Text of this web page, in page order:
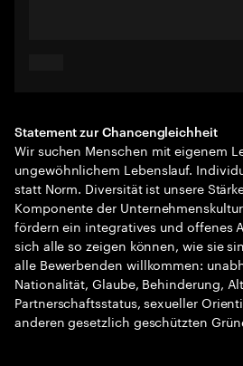
Statement zur Chancengleichheit
Wir suchen Menschen mit eigenem
ungewöhnlichem Lebenslauf.
statt Norm. Diversität ist unsere
Komponente der
fördern ein integratives und offenes
sich alle so zeigen können, wie sie
alle Bewerbenden willkommen:
Nationalität, Glaube, Behinderung,
Partnerschaftsstatus, sexueller
anderen gesetzlich geschützten